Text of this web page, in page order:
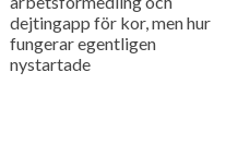
dejtingapp för kor, men hur
fungerar egentligen
nystartade